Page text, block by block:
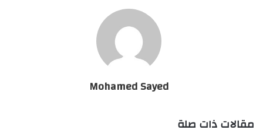
Mohamed Sayed
مقالات ذات صلة